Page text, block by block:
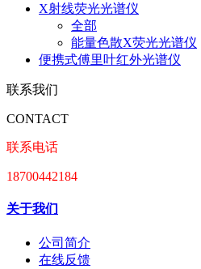
X射线荧光光谱仪
全部
能量色散X荧光光谱仪
便携式傅里叶红外光谱仪
联系我们
CONTACT
联系电话
18700442184
关于我们
公司简介
在线反馈